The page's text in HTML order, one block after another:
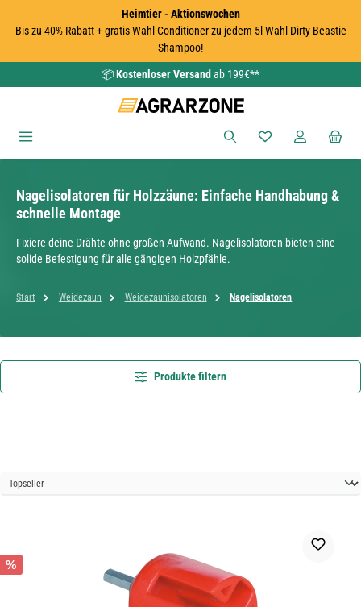
Heimtier - Aktionswochen
Bis zu 40% Rabatt + gratis Wahl Conditioner zu jedem 5l Wahl Dirty Beastie
Shampoo!
📦Kostenloser Versand ab 199€**
Du hast 0
Nagelisolatoren für Holzzäune: Einfache Handhabung &
schnelle Montage
Fixiere deine Drähte ohne großen Aufwand. Nagelisolatoren bieten eine
solide Befestigung für alle gängigen Holzpfähle.
Start Weidezaun Weidezaunisolatoren Nagelisolatoren
Produkte filtern
%